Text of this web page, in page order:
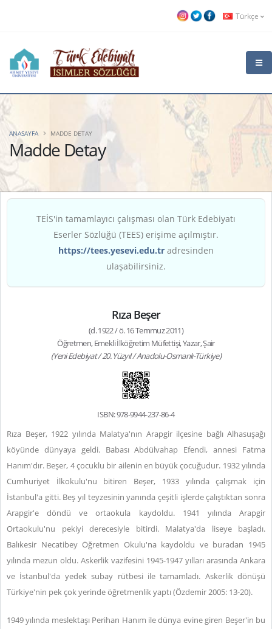
Türkçe
Madde Detay
ANASAYFA MADDE DETAY
TEİS'in tamamlayıcı çalışması olan Türk Edebiyatı
Eserler Sözlüğü (TEES) erişime açılmıştır.
https://tees.yesevi.edu.tr adresinden
ulaşabilirsiniz.
Rıza Beşer
(d. 1922 / ö. 16 Temmuz 2011)
Öğretmen, Emekli İlköğretim Müfettişi, Yazar, Şair
(Yeni Edebiyat / 20. Yüzyıl / Anadolu-Osmanlı-Türkiye)
ISBN: 978-9944-237-86-4
Rıza Beşer, 1922 yılında Malatya'nın Arapgir ilçesine bağlı Alhasuşağı
köyünde dünyaya geldi. Babası Abdülvahap Efendi, annesi Fatma
Hanım'dır. Beşer, 4 çocuklu bir ailenin en büyük çocuğudur. 1932 yılında
Cumhuriyet İlkokulu'nu bitiren Beşer, 1933 yılında çalışmak için
İstanbul'a gitti. Beş yıl teyzesinin yanında çeşitli işlerde çalıştıktan sonra
Arapgir'e döndü ve ortaokula kaydoldu. 1941 yılında Arapgir
Ortaokulu'nu pekiyi derecesiyle bitirdi. Malatya'da liseye başladı.
Balıkesir Necatibey Öğretmen Okulu'na kaydoldu ve buradan 1945
yılında mezun oldu. Askerlik vazifesini 1945-1947 yılları arasında Ankara
ve İstanbul'da yedek subay rütbesi ile tamamladı. Askerlik dönüşü
Türkiye'nin pek çok yerinde öğretmenlik yaptı (Özdemir 2005: 13-20).
1949 yılında meslektaşı Perihan Hanım ile dünya evine giren Beşer'in bu